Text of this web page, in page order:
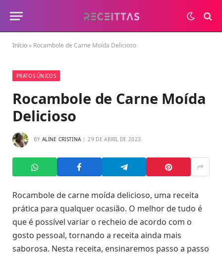
Início » Rocambole de Carne Moída Delicioso
PRATOS ÚNICOS
Rocambole de Carne Moída
Delicioso
BY ALINE CRISTINA 29 DE ABRIL DE 2023
Rocambole de carne moída delicioso, uma receita
prática para qualquer ocasião. O melhor de tudo é
que é possível variar o recheio de acordo com o
gosto pessoal, tornando a receita ainda mais
saborosa. Nesta receita, ensinaremos passo a passo